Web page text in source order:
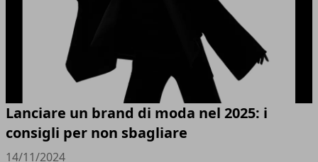
Lanciare un brand di moda nel 2025: i
consigli per non sbagliare
14/11/2024